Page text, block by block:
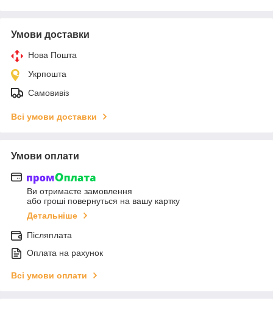
Умови доставки
Нова Пошта
Укрпошта
Самовивіз
Всі умови доставки
Умови оплати
Ви отримаєте замовлення
або гроші повернуться на вашу картку
Детальніше
Післяплата
Оплата на рахунок
Всі умови оплати